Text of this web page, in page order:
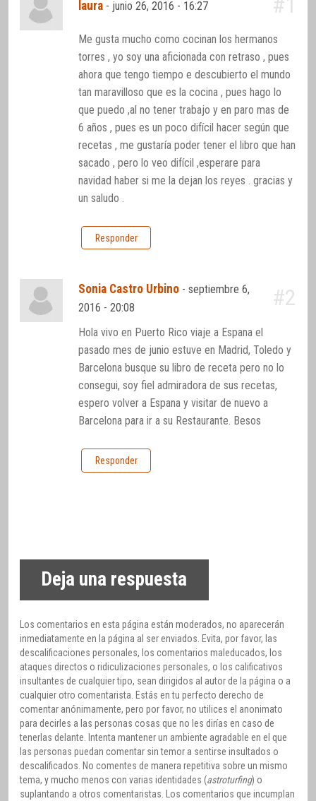
laura - junio 26, 2016 - 16:27
Me gusta mucho como cocinan los hermanos
torres , yo soy una aficionada con retraso , pues
ahora que tengo tiempo e descubierto el mundo
tan maravilloso que es la cocina , pues hago lo
que puedo ,al no tener trabajo y en paro mas de
6 años , pues es un poco difícil hacer según que
recetas , me gustaría poder tener el libro que han
sacado , pero lo veo difícil ,esperare para
navidad haber si me la dejan los reyes . gracias y
un saludo .
Responder
Sonia Castro Urbino -septiembre 6,
2016 - 20:08
#2
Hola vivo en Puerto Rico viaje a Espana el
pasado mes de junio estuve en Madrid, Toledo y
Barcelona busque su libro de receta pero no lo
consegui, soy fiel admiradora de sus recetas,
espero volver a Espana y visitar de nuevo a
Barcelona para ir a su Restaurante. Besos
Responder
Deja una respuesta
Los comentarios en esta página están moderados, no aparecerán
inmediatamente en la página al ser enviados. Evita, por favor, las
descalificaciones personales, los comentarios maleducados, los
ataques directos o ridiculizaciones personales, o los calificativos
insultantes de cualquier tipo, sean dirigidos al autor de la página o a
cualquier otro comentarista. Estás en tu perfecto derecho de
comentar anónimamente, pero por favor, no utilices el anonimato
para decirles a las personas cosas que no les dirías en caso de
tenerlas delante. Intenta mantener un ambiente agradable en el que
las personas puedan comentar sin temor a sentirse insultados o
descalificados. No comentes de manera repetitiva sobre un mismo
tema, y mucho menos con varias identidades (astroturfing) o
suplantando a otros comentaristas. Los comentarios que incumplan